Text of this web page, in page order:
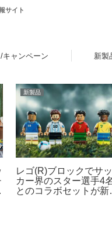
サイト
キャンペーン 新製
新製品
レゴ(R)ブロックでサッ
カー界のスター選手4
とのコラボセットが新